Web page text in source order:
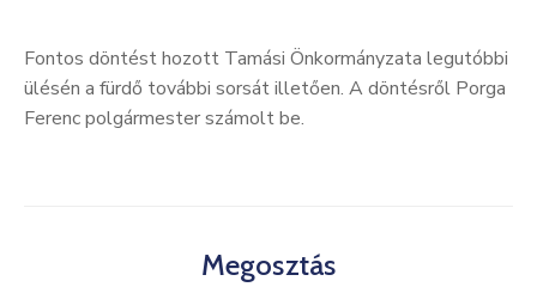
Keresés
Fontos döntést hozott Tamási Önkormányzata legutóbbi
ülésén a fürdő további sorsát illetően. A döntésről Porga
Ferenc polgármester számolt be.
Megosztás